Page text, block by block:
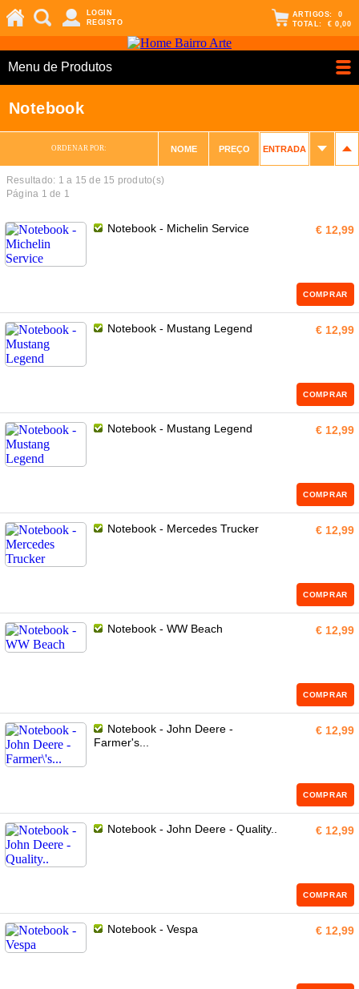
LOGIN
REGISTO
ARTIGOS: 0
TOTAL: € 0,00
Menu de Produtos
Notebook
ORDENAR POR: NOME PREÇO ENTRADA
Resultado: 1 a 15 de 15 produto(s)
Página 1 de 1
Notebook - Michelin Service € 12,99
COMPRAR
Notebook - Mustang Legend € 12,99
COMPRAR
Notebook - Mustang Legend € 12,99
COMPRAR
Notebook - Mercedes Trucker € 12,99
COMPRAR
Notebook - WW Beach € 12,99
COMPRAR
Notebook - John Deere -
Farmer's...
€ 12,99
COMPRAR
Notebook - John Deere - Quality.. € 12,99
COMPRAR
Notebook - Vespa € 12,99